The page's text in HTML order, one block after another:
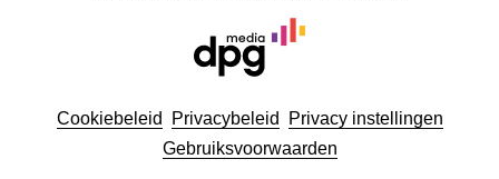
Cookiebeleid Privacybeleid
Privacy instellingen
Gebruiksvoorwaarden